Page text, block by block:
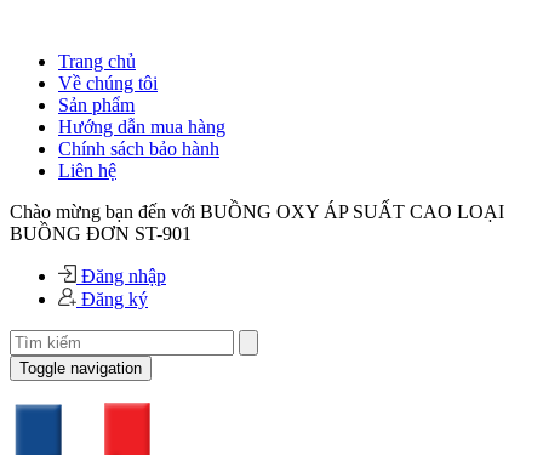
Trang chủ
Về chúng tôi
Sản phẩm
Hướng dẫn mua hàng
Chính sách bảo hành
Liên hệ
Chào mừng bạn đến với BUỒNG OXY ÁP SUẤT CAO LOẠI
BUỒNG ĐƠN ST-901
Đăng nhập
Đăng ký
Toggle navigation